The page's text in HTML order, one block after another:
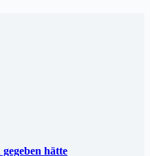
hätte